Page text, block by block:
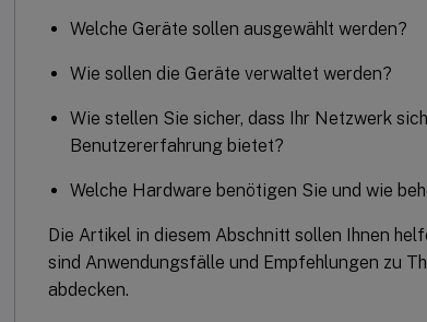
Welche Geräte sollen ausgewählt werden?
Wie sollen die Geräte verwaltet werden?
Wie stellen Sie sicher, dass Ihr Netzwerk
Benutzererfahrung bietet?
Welche Hardware benötigen Sie und wie
Die Artikel in diesem Abschnitt sollen Ihnen
sind Anwendungsfälle und Empfehlungen zu
abdecken.